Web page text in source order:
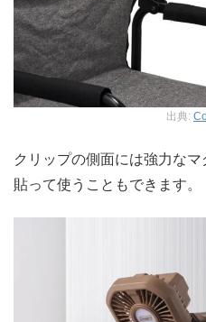
出典:
クリップの側面には強力な
貼って使うこともできます。